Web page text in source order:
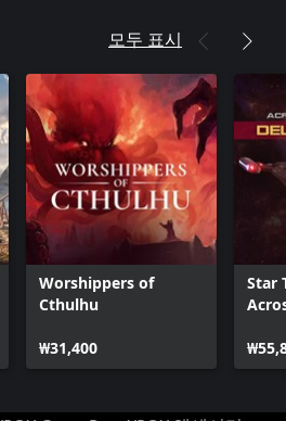
모두 표시
Worshippers of
Cthulhu
₩31,400
Star